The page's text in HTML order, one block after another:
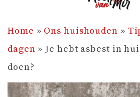
Home » Ons huishouden »
dagen » Je hebt asbest in
doen?